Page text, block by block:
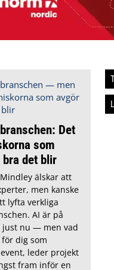
Det
som
det blir
Mindley älskar att
men kanske
lyfta verkliga
AI är på
just nu — men vad
dig som
leder projekt
fram inför en